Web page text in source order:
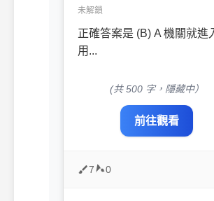
未解鎖
正確答案是 (B) A 機關就進
用...
(共 500 字，隱藏中）
前往觀看
7 0